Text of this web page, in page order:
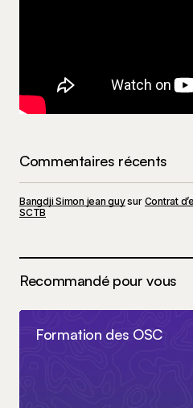
Commentaires récents
Bangdji Simon jean guysur Contrat
SCTB
Recommandé pour vous
Formation des OSC